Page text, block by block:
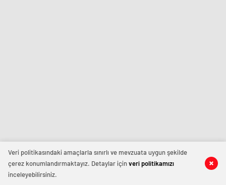
Veri politikasındaki amaçlarla sınırlı ve mevzuata uygun şekilde
çerez konumlandırmaktayız. Detaylar içinveri politikamızı
inceleyebilirsiniz.